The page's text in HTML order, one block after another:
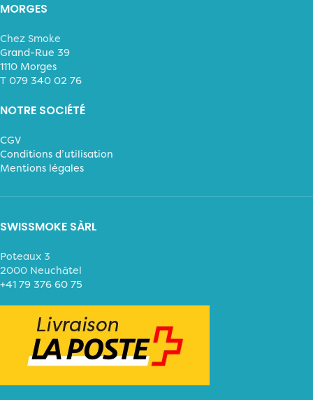
MORGES
Chez Smoke
Grand-Rue 39
1110 Morges
T 079 340 02 76
NOTRE SOCIÉTÉ
CGV
Conditions d’utilisation
Mentions légales
SWISSMOKE SÀRL
Poteaux 3
2000 Neuchâtel
+41 79 376 60 75